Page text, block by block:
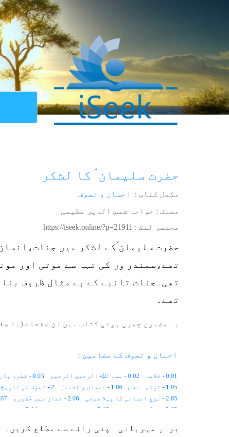
حضرت سلیمان ؑ کا لشکر
مکمل کتاب : احسان و تصوف
مصنف : خواجہ شمس الدین عظیمی
مختصر لنک : https://iseek.online/?p=21911
حضرت سلیمان ؑکے لشکر میں
تھے،سمندر وں کی تہہ سے موتی اور
تھی۔جنات تانبے کے بے مثال ظروف
تھے۔
یہ مضمون چھپی ہوئی کتاب میں ان صفحات (یا
احسان و تصوف کے مضامین :
0.01 - خلاصہ 0.02 - بسم اﷲ الرحمن الرحیم 0.03 - قطرۂِ بارش
1.05 - تزکیہ نفس
1.06 - اعمال و اشغال 2 - تصوف کی تاریخ
2.05 - نوعِ انسانی کا پہلا صوفی
2.06 - نماز میں حُضوری 2.07 -
2.12 - قرآن اور تصوّف
2.13 - گھڑی کی سوئیاں 2.14 - پیدائشی شعور
4.03 - منافِقانہ طرزِ عمل
4.04 - تارِکُ الدّنیا 4.05 - تھیا سوفی
براہِ مہربانی اپنی رائے سے مطلع کریں۔